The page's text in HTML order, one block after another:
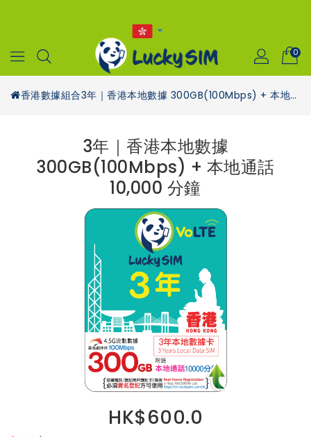
0
香港數據組合 3年｜香港本地數據 300GB(100Mbps) + 本地通話 10,000 分鐘
3年｜香港本地數據
300GB(100Mbps) + 本地通話
10,000 分鐘
HK$600.0